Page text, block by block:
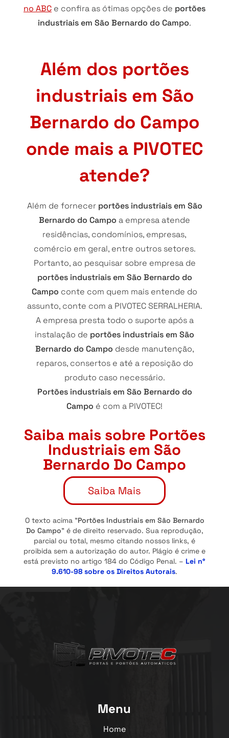
no ABC e confira as ótimas opções de portões
industriais em São Bernardo do Campo.
Além dos portões
industriais em São
Bernardo do Campo
onde mais a PIVOTEC
atende?
Além de fornecer portões industriais em São
Bernardo do Campo a empresa atende
residências, condomínios, empresas,
comércio em geral, entre outros setores.
Portanto, ao pesquisar sobre empresa de
portões industriais em São Bernardo do
Campo conte com quem mais entende do
assunto, conte com a PIVOTEC SERRALHERIA.
A empresa presta todo o suporte após a
instalação de portões industriais em São
Bernardo do Campo desde manutenção,
reparos, consertos e até a reposição do
produto caso necessário.
Portões industriais em São Bernardo do
Campo é com a PIVOTEC!
Saiba mais sobre Portões
Industriais em São
Bernardo Do Campo
Saiba Mais
O texto acima "Portões Industriais em São Bernardo
Do Campo" é de direito reservado. Sua reprodução,
parcial ou total, mesmo citando nossos links, é
proibida sem a autorização do autor. Plágio é crime e
está previsto no artigo 184 do Código Penal. – Lei n°
9.610-98 sobre os Direitos Autorais.
Menu
Home